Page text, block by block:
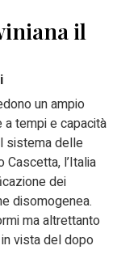
il
un ampio
tempi e capacità
sistema delle
l’Italia
dei
disomogenea.
ma altrettanto
vista del dopo